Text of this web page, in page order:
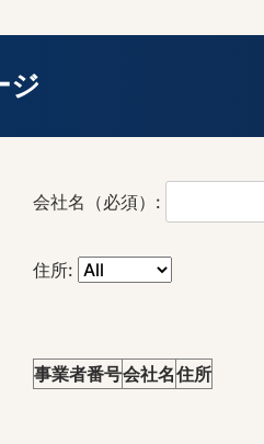
ジ
会社名（必須）:
住所:
事業者番号会社名住所